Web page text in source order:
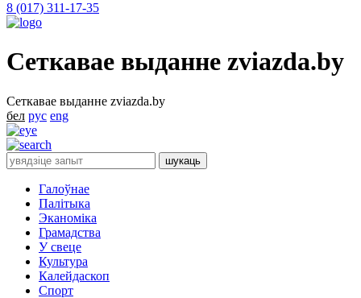
8 (017) 311-17-35
Сеткавае выданне zviazda.by
Сеткавае выданне zviazda.by
бел рус eng
Галоўнае
Палітыка
Эканоміка
Грамадства
У свеце
Культура
Калейдаскоп
Спорт